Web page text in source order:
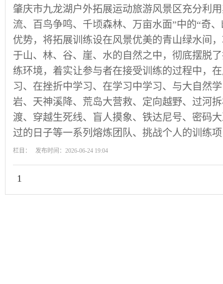
肇庆市九龙湖户外拓展运动旅游风景区充分利
流、百鸟争鸣、千顷森林、万亩水面”中的“奇
优势，将拓展训练设在风景优美的青山绿水间
于山、林、谷、崖、水的自然之中，彻底摆脱
练环境，着实让参与者在接受训练的过程中，
习、在挫折中学习、在学习中学习、与大自然
岩、天神溪降、荒岛大营救、定向越野、过河
渡、穿越生死线、盲人摸象、铁达尼号、密码
过的日子等一系列熔炼团队、挑战个人的训练
栏目： 发布时间：2026-06-24 19:04
1